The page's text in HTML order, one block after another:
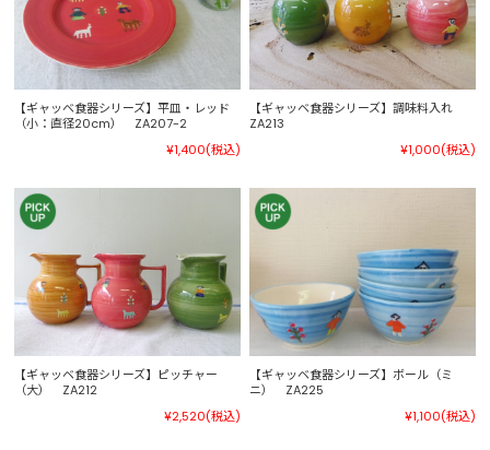
【ギャッベ食器シリーズ】平皿・レッド
（小：直径20cm） ZA207-2
¥1,400(税込)
【ギャッベ食器シリーズ】調味料入れ
ZA213
¥1,000(税込)
【ギャッベ食器シリーズ】ピッチャー
（大） ZA212
¥2,520(税込)
【ギャッベ食器シリーズ】ボール（ミ
ニ） ZA225
¥1,100(税込)